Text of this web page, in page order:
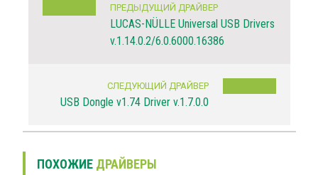
ПРЕДЫДУЩИЙ ДРАЙВЕР
LUCAS-NÜLLE Universal USB Drivers
v.1.14.0.2/6.0.6000.16386
СЛЕДУЮЩИЙ ДРАЙВЕР
USB Dongle v1.74 Driver v.1.7.0.0
ПОХОЖИЕ ДРАЙВЕРЫ